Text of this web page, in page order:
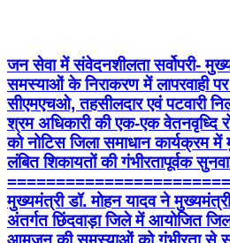
जन सेवा में संवेदनशीलता सर्वोपरी-
समस्याओं के निराकरण में लापरवाही
सीएमएचओ, तहसीलदार एवं पटवारी
श्रम अधिकारी की एक-एक
को नोटिस जिला समाधान कार्यक्रम
लंबित शिकायतों की गंभीरतापूर्वक
मुख्यमंत्री डॉ. मोहन यादव ने
अंतर्गत छिंदवाड़ा जिले में आयोजित